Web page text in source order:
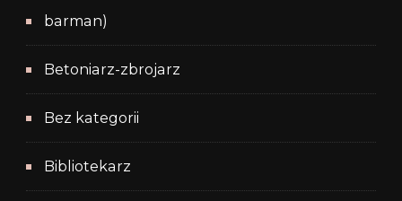
barman)
Betoniarz-zbrojarz
Bez kategorii
Bibliotekarz